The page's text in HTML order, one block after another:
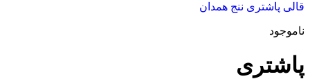
قالی پاشتری ننج همدان
ناموجود
پاشتری